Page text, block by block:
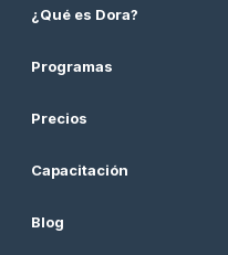
¿Qué es Dora?
Programas
Precios
Capacitación
Blog